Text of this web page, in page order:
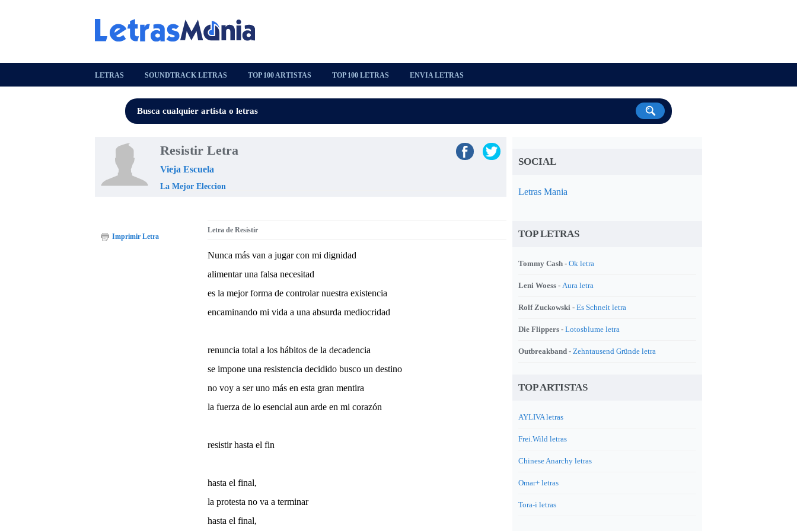
LETRAS SOUNDTRACK LETRAS TOP 100 ARTISTAS TOP 100 LETRAS ENVIA LETRAS
Resistir Letra
Vieja Escuela
La Mejor Eleccion
Letra de Resistir
Nunca más van a jugar con mi dignidad
alimentar una falsa necesitad
es la mejor forma de controlar nuestra existencia
encaminando mi vida a una absurda mediocridad
renuncia total a los hábitos de la decadencia
se impone una resistencia decidido busco un destino
no voy a ser uno más en esta gran mentira
la fuerza de lo esencial aun arde en mi corazón
resistir hasta el fin
hasta el final,
la protesta no va a terminar
hasta el final,
Imprimir Letra
SOCIAL
Letras Mania
TOP LETRAS
Tommy Cash - Ok letra
Leni Woess - Aura letra
Rolf Zuckowski - Es Schneit letra
Die Flippers - Lotosblume letra
Outbreakband - Zehntausend Gründe letra
TOP ARTISTAS
AYLIVA letras
Frei.Wild letras
Chinese Anarchy letras
Omar+ letras
Tora-i letras